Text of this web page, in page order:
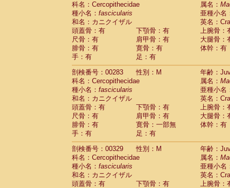
科名：Cercopithecidae
属名：
種小名： fascicularis
亜種小名
和名：カニクイザル
英名：
頭蓋骨：有
下顎骨：有
上腕骨：
尺骨：有
肩甲骨：有
大腿骨：
腓骨：有
寛骨：有
体幹：有
手：有
足：有
剖検番号：00283
性別：M
年齢：
科名：Cercopithecidae
属名：
種小名： fascicularis
亜種小名
和名：カニクイザル
英名：
頭蓋骨：有
下顎骨：有
上腕骨：
尺骨：有
肩甲骨：有
大腿骨：
腓骨：有
寛骨：一部無
体幹：有
手：有
足：有
剖検番号：00329
性別：M
年齢：
科名：Cercopithecidae
属名：
種小名： fascicularis
亜種小名
和名：カニクイザル
英名：
頭蓋骨：有
下顎骨：有
上腕骨：